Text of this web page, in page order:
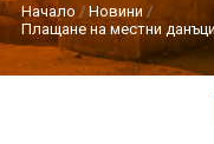
Начало
Новини
Плащане на местни